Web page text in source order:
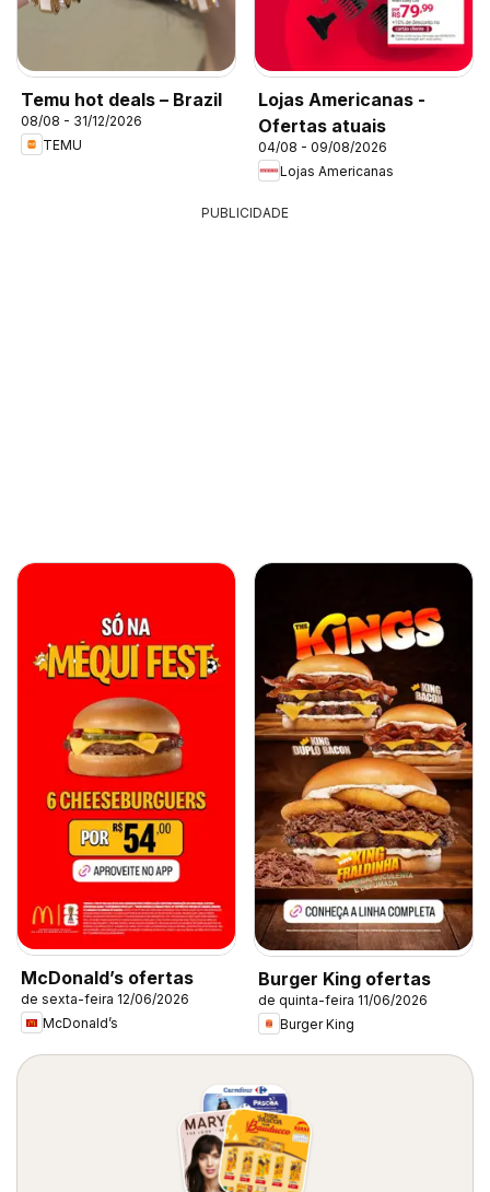
Temu hot deals – Brazil
08/08 - 31/12/2026
TEMU
Lojas Americanas -
Ofertas atuais
04/08 - 09/08/2026
Lojas Americanas
PUBLICIDADE
McDonald’s ofertas
de sexta-feira 12/06/2026
McDonald’s
Burger King ofertas
de quinta-feira 11/06/2026
Burger King